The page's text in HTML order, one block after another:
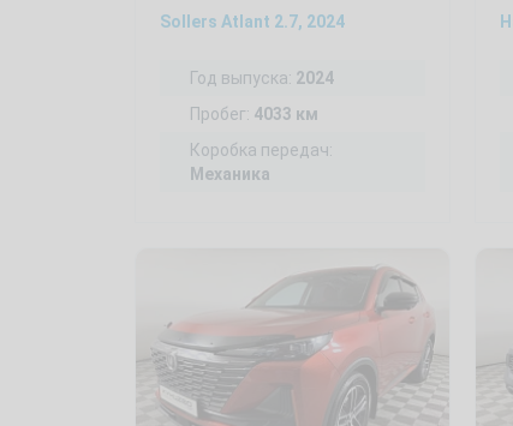
Sollers Atlant 2.7, 2024
Год выпуска: 2024
Пробег: 4033 км
Коробка передач:
Механика